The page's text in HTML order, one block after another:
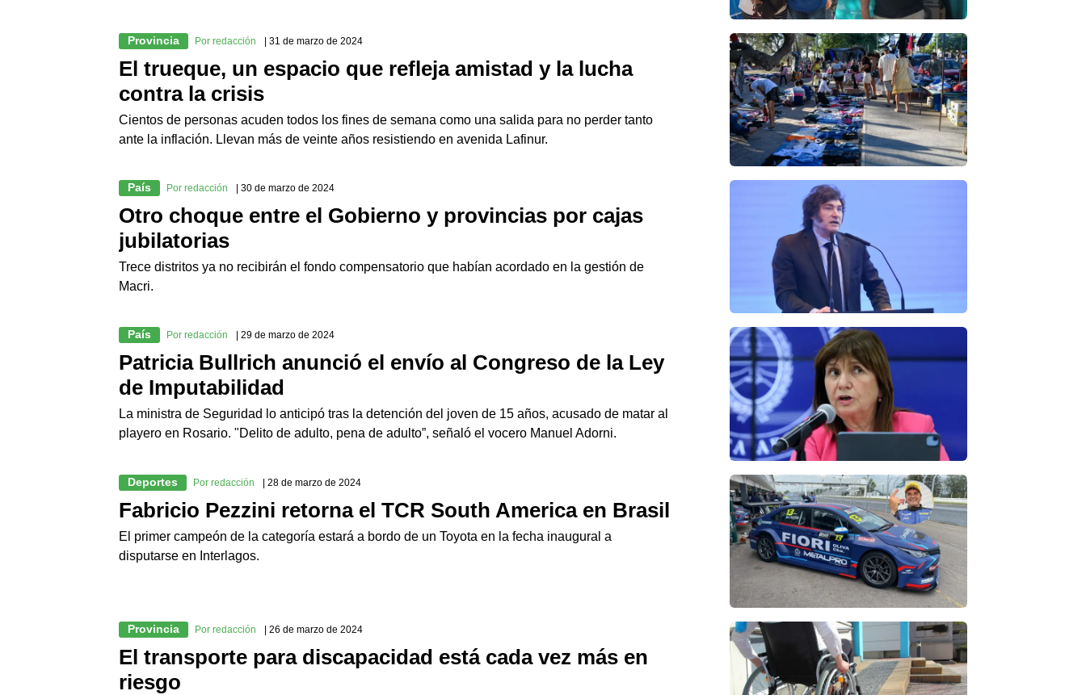
Provincia Por redacción | 31 de marzo de 2024
El trueque, un espacio que refleja amistad y la lucha
contra la crisis
Cientos de personas acuden todos los fines de semana como una salida para no perder tanto
ante la inflación. Llevan más de veinte años resistiendo en avenida Lafinur.
País Por redacción | 30 de marzo de 2024
Otro choque entre el Gobierno y provincias por cajas
jubilatorias
Trece distritos ya no recibirán el fondo compensatorio que habían acordado en la gestión de
Macri.
País Por redacción | 29 de marzo de 2024
Patricia Bullrich anunció el envío al Congreso de la Ley
de Imputabilidad
La ministra de Seguridad lo anticipó tras la detención del joven de 15 años, acusado de matar al
playero en Rosario. "Delito de adulto, pena de adulto”, señaló el vocero Manuel Adorni.
Deportes Por redacción | 28 de marzo de 2024
Fabricio Pezzini retorna el TCR South America en Brasil
El primer campeón de la categoría estará a bordo de un Toyota en la fecha inaugural a
disputarse en Interlagos.
Provincia Por redacción | 26 de marzo de 2024
El transporte para discapacidad está cada vez más en
riesgo